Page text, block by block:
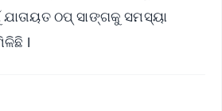
ଯାତାୟତ ଠପ୍ ସାଙ୍ଗକୁ ସମସ୍ୟା
l